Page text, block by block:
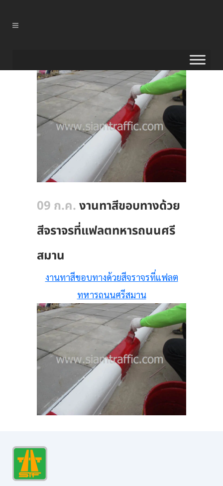
09 ก.ค.งานทาสีขอบทางด้วย
สีจราจรที่แฟลตทหารถนนศรี
สมาน
งานทาสีขอบทางด้วยสีจราจรที่แฟลต
ทหารถนนศรีสมาน